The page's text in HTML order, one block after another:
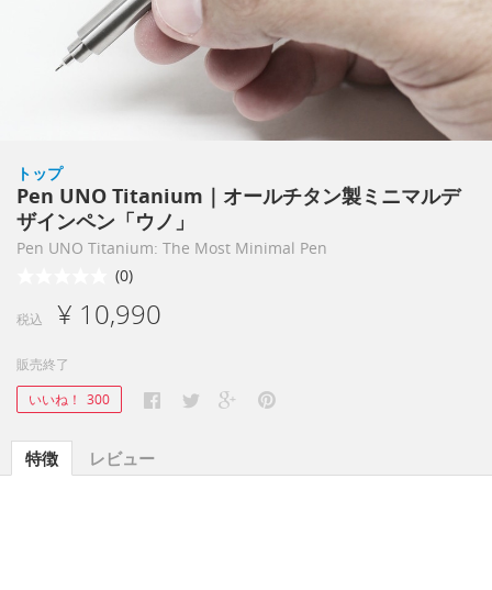
トップ
Pen UNO Titanium｜オールチタン製ミニマルデ
ザインペン「ウノ」
Pen UNO Titanium: The Most Minimal Pen
(0)
税込 ¥ 10,990
販売終了
いいね！ 300
特徴 レビュー